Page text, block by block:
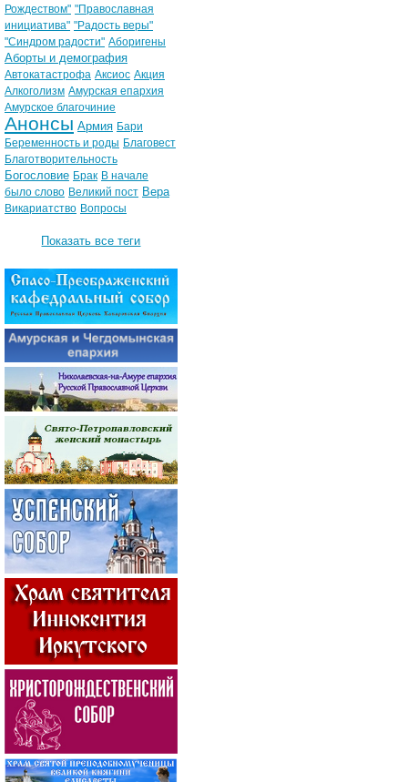
Рождеством" "Православная
инициатива" "Радость веры"
"Синдром радости" Аборигены
Аборты и демография
Автокатастрофа Аксиос Акция
Алкоголизм Амурская епархия
Амурское благочиние
Анонсы Армия Бари
Беременность и роды Благовест
Благотворительность
Богословие Брак В начале
было слово Великий пост Вера
Викариатство Вопросы
Показать все теги